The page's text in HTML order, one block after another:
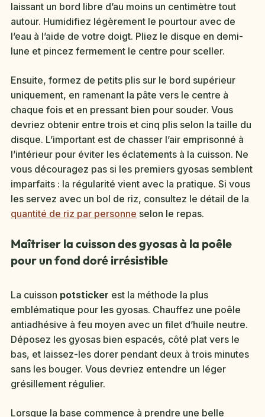
laissant un bord libre d’au moins un centimètre tout
autour. Humidifiez légèrement le pourtour avec de
l’eau à l’aide de votre doigt. Pliez le disque en demi-
lune et pincez fermement le centre pour sceller.
Ensuite, formez de petits plis sur le bord supérieur
uniquement, en ramenant la pâte vers le centre à
chaque fois et en pressant bien pour souder. Vous
devriez obtenir entre trois et cinq plis selon la taille du
disque. L’important est de chasser l’air emprisonné à
l’intérieur pour éviter les éclatements à la cuisson. Ne
vous découragez pas si les premiers gyosas semblent
imparfaits : la régularité vient avec la pratique. Si vous
les servez avec un bol de riz, consultez le détail de la
quantité de riz par personne selon le repas.
Maîtriser la cuisson des gyosas à la poêle
pour un fond doré irrésistible
La cuisson potsticker est la méthode la plus
emblématique pour les gyosas. Chauffez une poêle
antiadhésive à feu moyen avec un filet d’huile neutre.
Déposez les gyosas bien espacés, côté plat vers le
bas, et laissez-les dorer pendant deux à trois minutes
sans les bouger. Vous devriez entendre un léger
grésillement régulier.
Lorsque la base commence à prendre une belle